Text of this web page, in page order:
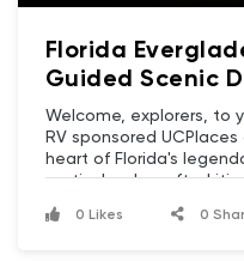
Florida
Guided Scenic
Wildlife,
Landscapes
Welcome, explorers, to
RV sponsored
heart of Florida's
meticulously crafted
time visitors eager to
returning tourists
UCPlaces
self
guided
0 Likes 0